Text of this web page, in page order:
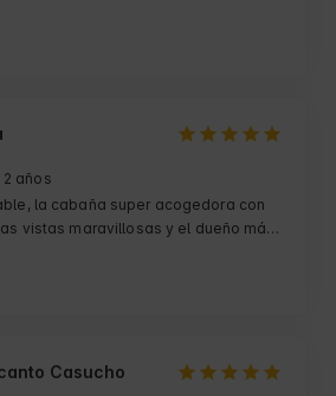
Está en un lugar estupendo y
años
la cabaña super acogedora con
vistas maravillosas y el dueño más
volveremos seguro.
Casucho